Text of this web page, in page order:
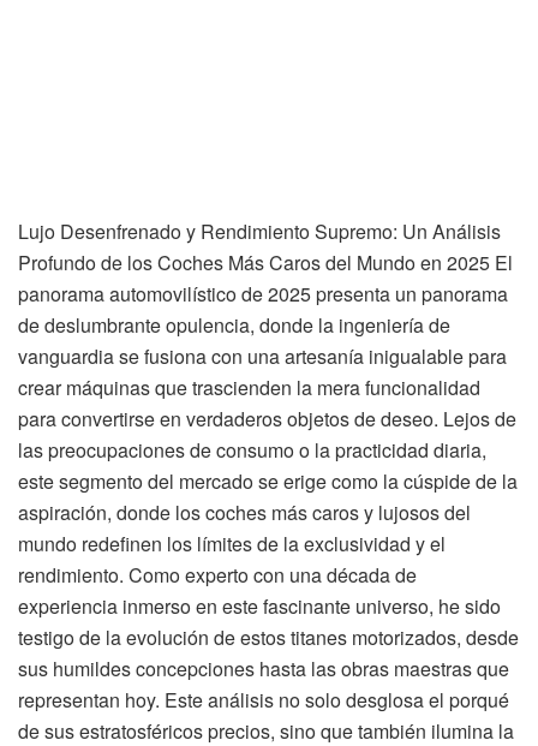
Lujo Desenfrenado y Rendimiento Supremo: Un Análisis
Profundo de los Coches Más Caros del Mundo en 2025 El
panorama automovilístico de 2025 presenta un panorama
de deslumbrante opulencia, donde la ingeniería de
vanguardia se fusiona con una artesanía inigualable para
crear máquinas que trascienden la mera funcionalidad
para convertirse en verdaderos objetos de deseo. Lejos de
las preocupaciones de consumo o la practicidad diaria,
este segmento del mercado se erige como la cúspide de la
aspiración, donde los coches más caros y lujosos del
mundo redefinen los límites de la exclusividad y el
rendimiento. Como experto con una década de
experiencia inmerso en este fascinante universo, he sido
testigo de la evolución de estos titanes motorizados, desde
sus humildes concepciones hasta las obras maestras que
representan hoy. Este análisis no solo desglosa el porqué
de sus estratosféricos precios, sino que también ilumina la